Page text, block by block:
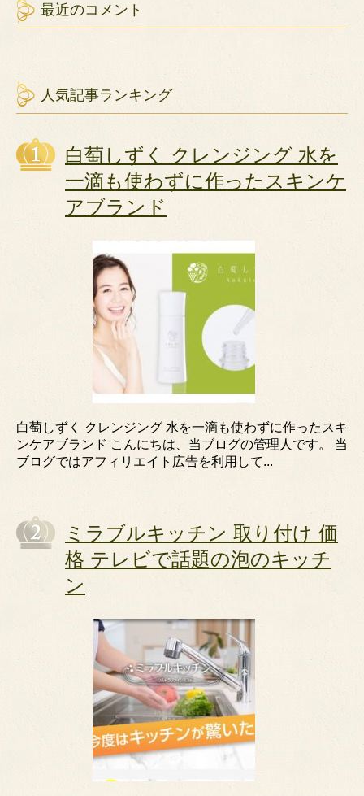
最近のコメント
人気記事ランキング
白萄しずく クレンジング 水を
一滴も使わずに作ったスキンケ
アブランド
白萄しずく クレンジング 水を一滴も使わずに作ったスキ
ンケアブランド こんにちは、当ブログの管理人です。 当
ブログではアフィリエイト広告を利用して...
ミラブルキッチン 取り付け 価
格 テレビで話題の泡のキッチ
ン